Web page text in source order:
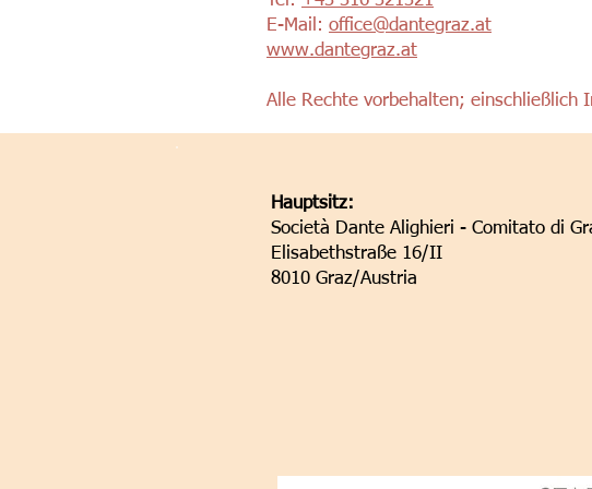
E-Mail: office@dantegraz.at
www.dantegraz.at
Alle Rechte vorbehalten; einschließlich
Hauptsitz:
Società Dante Alighieri - Comitato di
Elisabethstraße 16/II
8010 Graz/Austria